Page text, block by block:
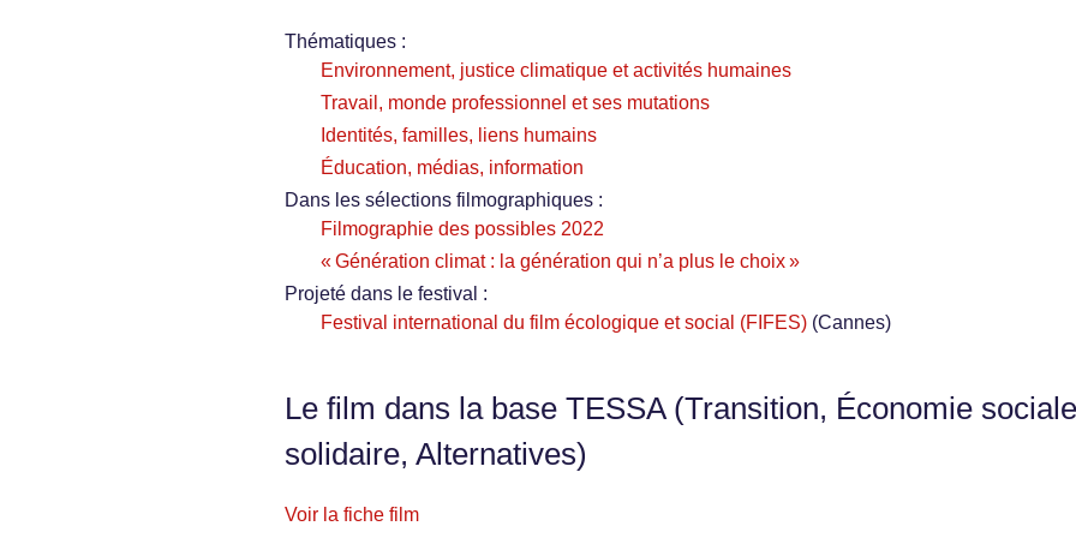
Thématiques :
Environnement, justice climatique et activités humaines
Travail, monde professionnel et ses mutations
Identités, familles, liens humains
Éducation, médias, information
Dans les sélections filmographiques :
Filmographie des possibles 2022
« Génération climat : la génération qui n’a plus le choix »
Projeté dans le festival :
Festival international du film écologique et social (FIFES) (Cannes)
Le film dans la base TESSA (Transition, Économie
solidaire, Alternatives)
Voir la fiche film